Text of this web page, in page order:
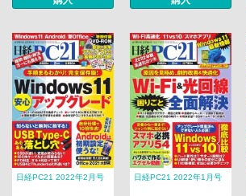
日経PC21 2022年2月号 日経PC21 2022年1月号